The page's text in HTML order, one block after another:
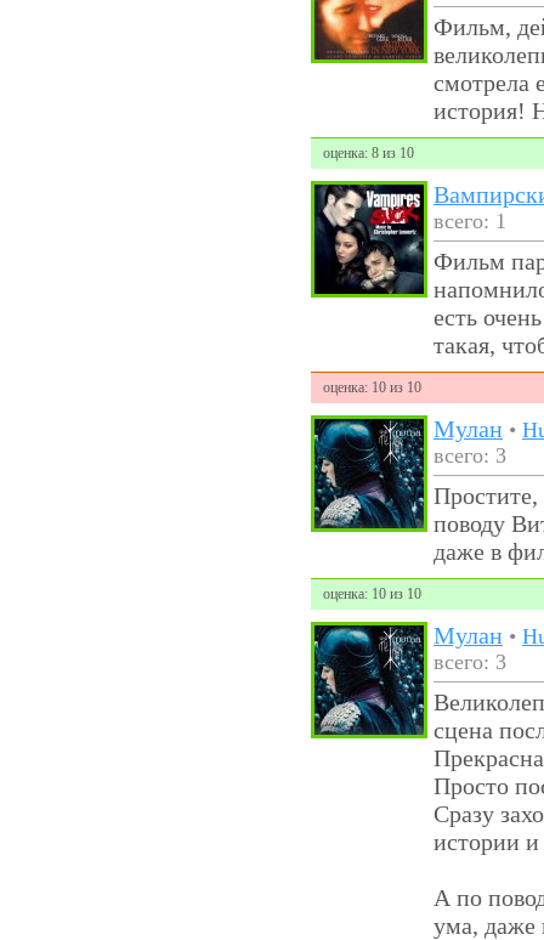
Фильм,
смотрела
история!
оценка: 8 из 10
всего: 1
Фильм
есть
такая,
оценка: 10 из 10
Мулан •
всего: 3
поводу
даже в
оценка: 10 из 10
Мулан •
всего: 3
сцена
Просто
Сразу
истории и
А по
ума, даже